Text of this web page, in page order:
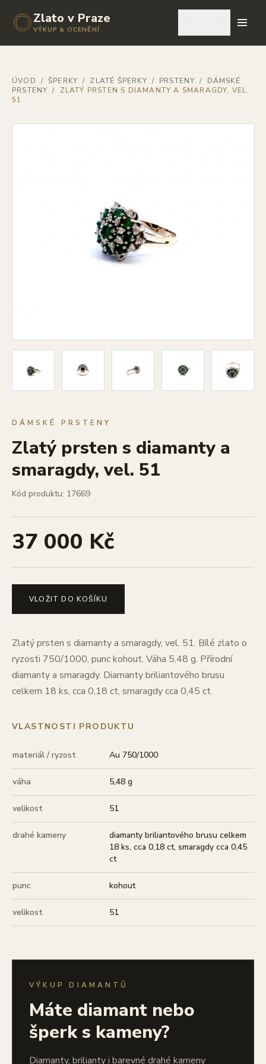
Zlato v Praze
VÝKUP & OCENĚNÍ
ÚVOD / ŠPERKY / ZLATÉ ŠPERKY / PRSTENY /
DÁMSKÉ
PRSTENY /
ZLATÝ PRSTEN S DIAMANTY A SMARAGDY, VEL.
51
DÁMSKÉ PRSTENY
Zlatý prsten s diamanty a
smaragdy, vel. 51
Kód produktu: 17669
37 000 Kč
VLOŽIT DO KOŠÍKU
Zlatý prsten s diamanty a smaragdy, vel. 51. Bílé zlato o
ryzosti 750/1000, punc kohout. Váha 5,48 g. Přírodní
diamanty a smaragdy. Diamanty briliantového brusu
celkem 18 ks, cca 0,18 ct, smaragdy cca 0,45 ct.
VLASTNOSTI PRODUKTU
materiál / ryzost Au 750/1000
váha 5,48 g
velikost 51
drahé kameny
diamanty briliantového brusu celkem
18 ks, cca 0,18 ct, smaragdy cca 0,45
ct
punc kohout
velikost 51
VÝKUP DIAMANTŮ
Máte diamant nebo
šperk s kameny?
Diamanty, brilianty i barevné drahé kameny